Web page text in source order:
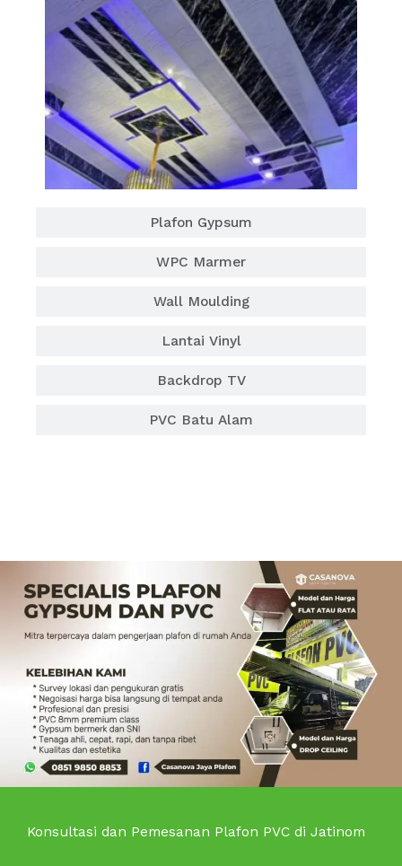
Plafon Gypsum
WPC Marmer
Wall Moulding
Lantai Vinyl
Backdrop TV
PVC Batu Alam
Konsultasi dan Pemesanan Plafon PVC di Jatinom